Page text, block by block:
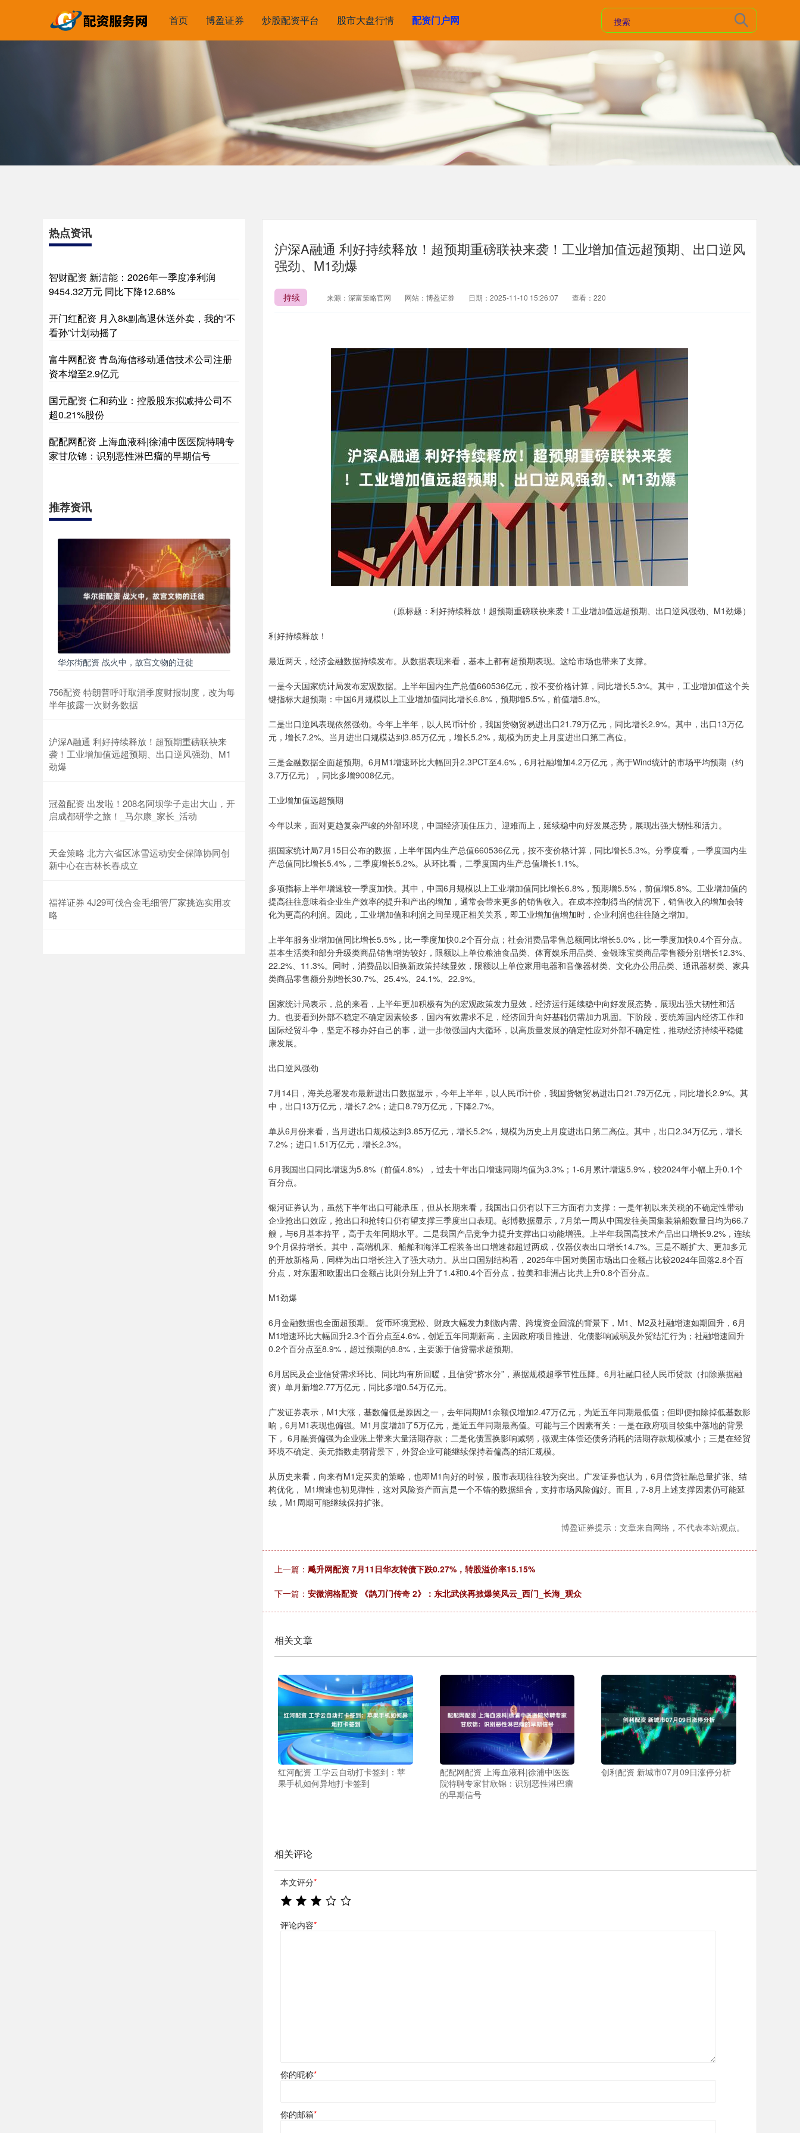
首页 博盈证券 炒股配资平台 股市大盘行情 配资门户网
沪深A融通 利好持续释放！超预期重磅联袂来袭！工业增加值远超预期、出口逆风
强劲、M1劲爆
持续 来源：深富策略官网 网站：博盈证券 日期：2025-11-10 15:26:07 查看：220
（原标题：利好持续释放！超预期重磅联袂来袭！工业增加值远超预期、出口逆风强劲、M1劲爆）
利好持续释放！
最近两天，经济金融数据持续发布。从数据表现来看，基本上都有超预期表现。这给市场也带来了支撑。
一是今天国家统计局发布宏观数据。上半年国内生产总值660536亿元，按不变价格计算，同比增长5.3%。其中，工业增加值这个关
键指标大超预期：中国6月规模以上工业增加值同比增长6.8%，预期增5.5%，前值增5.8%。
二是出口逆风表现依然强劲。今年上半年，以人民币计价，我国货物贸易进出口21.79万亿元，同比增长2.9%。其中，出口13万亿
元，增长7.2%。当月进出口规模达到3.85万亿元，增长5.2%，规模为历史上月度进出口第二高位。
三是金融数据全面超预期。6月M1增速环比大幅回升2.3PCT至4.6%，6月社融增加4.2万亿元，高于Wind统计的市场平均预期（约
3.7万亿元），同比多增9008亿元。
工业增加值远超预期
今年以来，面对更趋复杂严峻的外部环境，中国经济顶住压力、迎难而上，延续稳中向好发展态势，展现出强大韧性和活力。
据国家统计局7月15日公布的数据，上半年国内生产总值660536亿元，按不变价格计算，同比增长5.3%。分季度看，一季度国内生
产总值同比增长5.4%，二季度增长5.2%。从环比看，二季度国内生产总值增长1.1%。
多项指标上半年增速较一季度加快。其中，中国6月规模以上工业增加值同比增长6.8%，预期增5.5%，前值增5.8%。工业增加值的
提高往往意味着企业生产效率的提升和产出的增加，通常会带来更多的销售收入。在成本控制得当的情况下，销售收入的增加会转
化为更高的利润。因此，工业增加值和利润之间呈现正相关关系，即工业增加值增加时，企业利润也往往随之增加。
上半年服务业增加值同比增长5.5%，比一季度加快0.2个百分点；社会消费品零售总额同比增长5.0%，比一季度加快0.4个百分点。
基本生活类和部分升级类商品销售增势较好，限额以上单位粮油食品类、体育娱乐用品类、金银珠宝类商品零售额分别增长12.3%、
22.2%、11.3%。同时，消费品以旧换新政策持续显效，限额以上单位家用电器和音像器材类、文化办公用品类、通讯器材类、家具
类商品零售额分别增长30.7%、25.4%、24.1%、22.9%。
国家统计局表示，总的来看，上半年更加积极有为的宏观政策发力显效，经济运行延续稳中向好发展态势，展现出强大韧性和活
力。也要看到外部不稳定不确定因素较多，国内有效需求不足，经济回升向好基础仍需加力巩固。下阶段，要统筹国内经济工作和
国际经贸斗争，坚定不移办好自己的事，进一步做强国内大循环，以高质量发展的确定性应对外部不确定性，推动经济持续平稳健
康发展。
出口逆风强劲
7月14日，海关总署发布最新进出口数据显示，今年上半年，以人民币计价，我国货物贸易进出口21.79万亿元，同比增长2.9%。其
中，出口13万亿元，增长7.2%；进口8.79万亿元，下降2.7%。
单从6月份来看，当月进出口规模达到3.85万亿元，增长5.2%，规模为历史上月度进出口第二高位。其中，出口2.34万亿元，增长
7.2%；进口1.51万亿元，增长2.3%。
6月我国出口同比增速为5.8%（前值4.8%），过去十年出口增速同期均值为3.3%；1-6月累计增速5.9%，较2024年小幅上升0.1个
百分点。
银河证券认为，虽然下半年出口可能承压，但从长期来看，我国出口仍有以下三方面有力支撑：一是年初以来关税的不确定性带动
企业抢出口效应，抢出口和抢转口仍有望支撑三季度出口表现。彭博数据显示，7月第一周从中国发往美国集装箱船数量日均为66.7
艘，与6月基本持平，高于去年同期水平。二是我国产品竞争力提升支撑出口动能增强。上半年我国高技术产品出口增长9.2%，连续
9个月保持增长。其中，高端机床、船舶和海洋工程装备出口增速都超过两成，仪器仪表出口增长14.7%。三是不断扩大、更加多元
的开放新格局，同样为出口增长注入了强大动力。从出口国别结构看，2025年中国对美国市场出口金额占比较2024年回落2.8个百
分点，对东盟和欧盟出口金额占比则分别上升了1.4和0.4个百分点，拉美和非洲占比共上升0.8个百分点。
M1劲爆
6月金融数据也全面超预期。 货币环境宽松、财政大幅发力刺激内需、跨境资金回流的背景下，M1、M2及社融增速如期回升，6月
M1增速环比大幅回升2.3个百分点至4.6%，创近五年同期新高，主因政府项目推进、化债影响减弱及外贸结汇行为；社融增速回升
0.2个百分点至8.9%，超过预期的8.8%，主要源于信贷需求超预期。
6月居民及企业信贷需求环比、同比均有所回暖，且信贷“挤水分”，票据规模超季节性压降。6月社融口径人民币贷款（扣除票据融
资）单月新增2.77万亿元，同比多增0.54万亿元。
广发证券表示，M1大涨，基数偏低是原因之一，去年同期M1余额仅增加2.47万亿元，为近五年同期最低值；但即便扣除掉低基数影
响，6月M1表现也偏强。M1月度增加了5万亿元，是近五年同期最高值。可能与三个因素有关：一是在政府项目较集中落地的背景
下， 6月融资偏强为企业账上带来大量活期存款；二是化债置换影响减弱，微观主体偿还债务消耗的活期存款规模减小；三是在经贸
环境不确定、美元指数走弱背景下，外贸企业可能继续保持着偏高的结汇规模。
从历史来看，向来有M1定买卖的策略，也即M1向好的时候，股市表现往往较为突出。广发证券也认为，6月信贷社融总量扩张、结
构优化， M1增速也初见弹性，这对风险资产而言是一个不错的数据组合，支持市场风险偏好。而且，7-8月上述支撑因素仍可能延
续，M1周期可能继续保持扩张。
博盈证券提示：文章来自网络，不代表本站观点。
上一篇： 飚升网配资 7月11日华友转债下跌0.27%，转股溢价率15.15%
下一篇： 安微润格配资 《鹊刀门传奇 2》：东北武侠再掀爆笑风云_西门_长海_观众
相关文章
红河配资 工学云自动打卡签到：苹
果手机如何异地打卡签到
配配网配资 上海血液科|徐浦中医医
院特聘专家甘欣锦：识别恶性淋巴瘤
的早期信号
创利配资 新城市07月09日涨停分析
相关评论
本文评分*
评论内容*
你的昵称*
你的邮箱*
热点资讯
智财配资 新洁能：2026年一季度净利润
9454.32万元 同比下降12.68%
开门红配资 月入8k副高退休送外卖，我的“不
看孙”计划动摇了
富牛网配资 青岛海信移动通信技术公司注册
资本增至2.9亿元
国元配资 仁和药业：控股股东拟减持公司不
超0.21%股份
配配网配资 上海血液科|徐浦中医医院特聘专
家甘欣锦：识别恶性淋巴瘤的早期信号
推荐资讯
华尔街配资 战火中，故宫文物的迁徙
756配资 特朗普呼吁取消季度财报制度，改为每
半年披露一次财务数据
沪深A融通 利好持续释放！超预期重磅联袂来
袭！工业增加值远超预期、出口逆风强劲、M1
劲爆
冠盈配资 出发啦！208名阿坝学子走出大山，开
启成都研学之旅！_马尔康_家长_活动
天金策略 北方六省区冰雪运动安全保障协同创
新中心在吉林长春成立
福祥证券 4J29可伐合金毛细管厂家挑选实用攻
略